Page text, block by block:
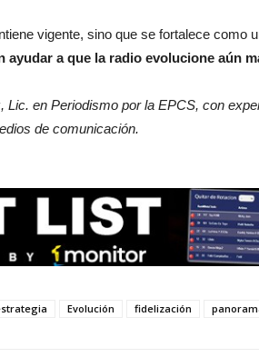
vigente, sino que se fortalece como
ayudar a que la radio evolucione aún
Lic. en Periodismo por la EPCS, con
de comunicación.
Evolución fidelización